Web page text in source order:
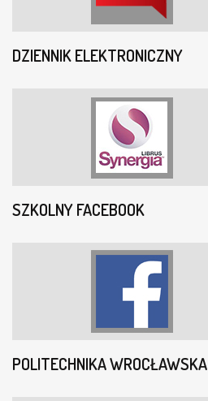
DZIENNIK ELEKTRONICZNY
SZKOLNY FACEBOOK
POLITECHNIKA WROCŁAWSKA